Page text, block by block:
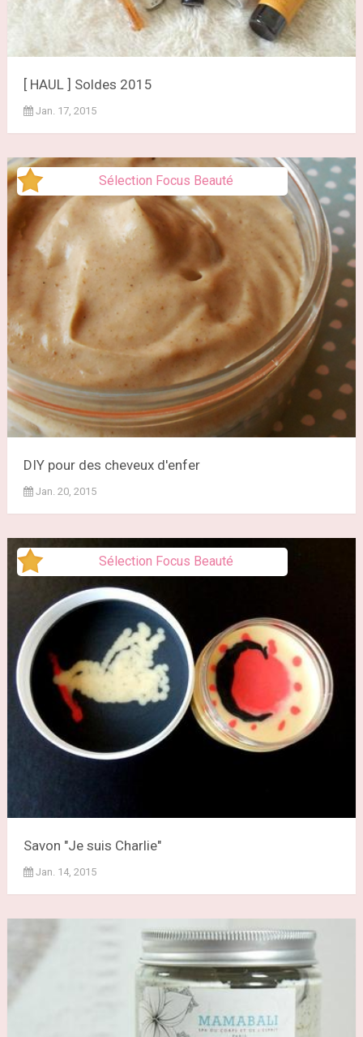
[ HAUL ] Soldes 2015
Jan. 17, 2015
Sélection Focus Beauté
DIY pour des cheveux d'enfer
Jan. 20, 2015
Sélection Focus Beauté
Savon "Je suis Charlie"
Jan. 14, 2015